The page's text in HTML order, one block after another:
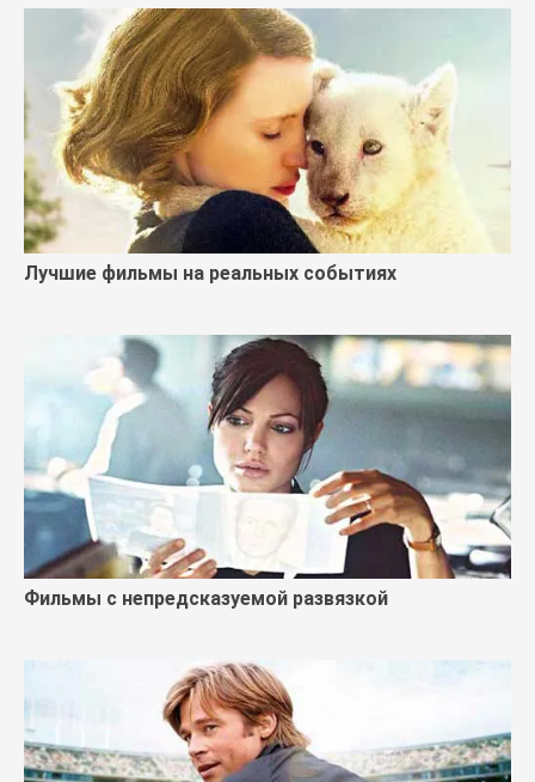
Лучшие фильмы на реальных событиях
Фильмы с непредсказуемой развязкой